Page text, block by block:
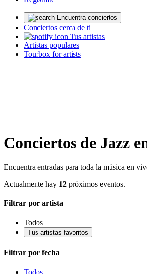
Encuentra conciertos
Conciertos cerca de ti
Tus artistas
Artistas populares
Tourbox for artists
Conciertos de Jazz
Encuentra entradas para toda la música en
Actualmente hay 12 próximos eventos.
Filtrar por artista
Todos
Tus artistas favoritos
Filtrar por fecha
Todos